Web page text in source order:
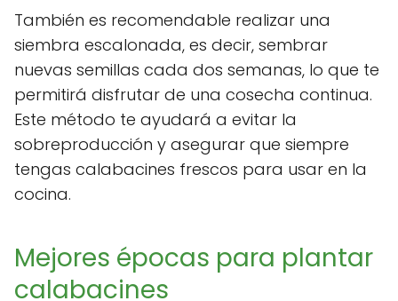
También es recomendable realizar una
siembra escalonada, es decir, sembrar
nuevas semillas cada dos semanas, lo que te
permitirá disfrutar de una cosecha continua.
Este método te ayudará a evitar la
sobreproducción y asegurar que siempre
tengas calabacines frescos para usar en la
cocina.
Mejores épocas para plantar
calabacines